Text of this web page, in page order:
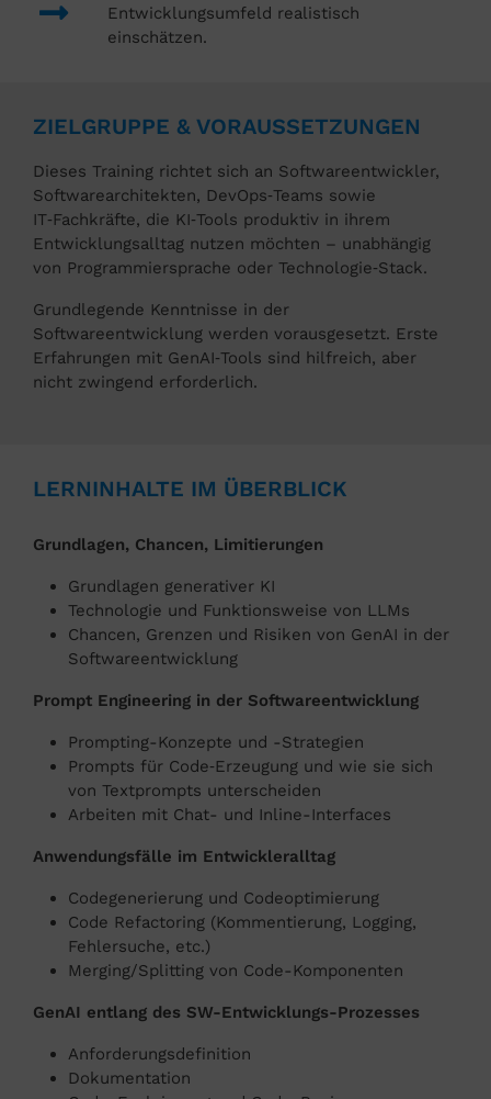
Entwicklungsumfeld realistisch
einschätzen.
ZIELGRUPPE & VORAUSSETZUNGEN
Dieses Training richtet sich an Softwareentwickler,
Softwarearchitekten, DevOps‑Teams sowie
IT‑Fachkräfte, die KI‑Tools produktiv in ihrem
Entwicklungsalltag nutzen möchten – unabhängig
von Programmiersprache oder Technologie‑Stack.
Grundlegende Kenntnisse in der
Softwareentwicklung werden vorausgesetzt. Erste
Erfahrungen mit GenAI‑Tools sind hilfreich, aber
nicht zwingend erforderlich.
LERNINHALTE IM ÜBERBLICK
Grundlagen, Chancen, Limitierungen
Grundlagen generativer KI
Technologie und Funktionsweise von LLMs
Chancen, Grenzen und Risiken von GenAI in der
Softwareentwicklung
Prompt Engineering in der Softwareentwicklung
Prompting-Konzepte und -Strategien
Prompts für Code‑Erzeugung und wie sie sich
von Textprompts unterscheiden
Arbeiten mit Chat- und Inline-Interfaces
Anwendungsfälle im Entwickleralltag
Codegenerierung und Codeoptimierung
Code Refactoring (Kommentierung, Logging,
Fehlersuche, etc.)
Merging/Splitting von Code-Komponenten
GenAI entlang des SW-Entwicklungs-Prozesses
Anforderungsdefinition
Dokumentation